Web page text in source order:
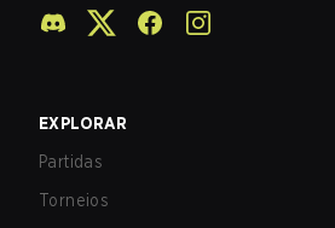
EXPLORAR
Partidas
Torneios